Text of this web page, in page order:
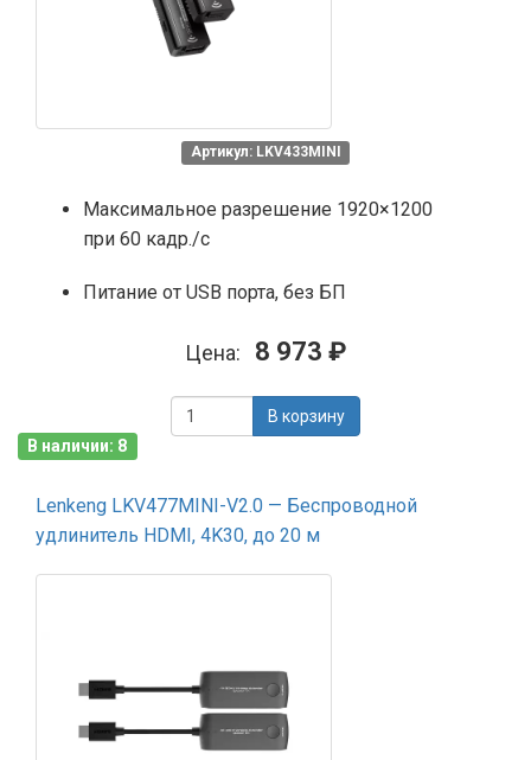
Артикул: LKV433MINI
Максимальное разрешение 1920×1200
при 60 кадр./с
Питание от USB порта, без БП
Цена: 8 973 ₽
В корзину
В наличии: 8
Lenkeng LKV477MINI-V2.0 — Беспроводной
удлинитель HDMI, 4K30, до 20 м